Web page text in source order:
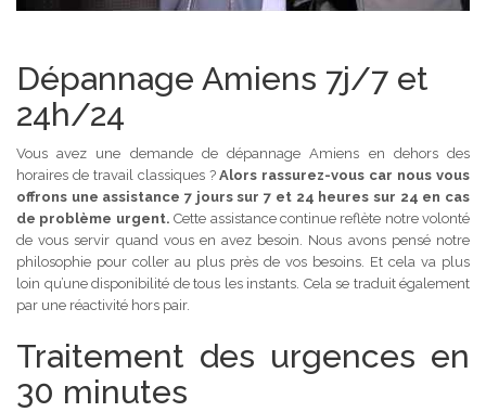
Dépannage Amiens 7j/7 et
24h/24
Vous avez une demande de dépannage Amiens en dehors des
horaires de travail classiques ?Alors rassurez-vous car nous vous
offrons une assistance 7 jours sur 7 et 24 heures sur 24 en cas
de problème urgent. Cette assistance continue reflète notre volonté
de vous servir quand vous en avez besoin. Nous avons pensé notre
philosophie pour coller au plus près de vos besoins. Et cela va plus
loin qu’une disponibilité de tous les instants. Cela se traduit également
par une réactivité hors pair.
Traitement des urgences en
30 minutes